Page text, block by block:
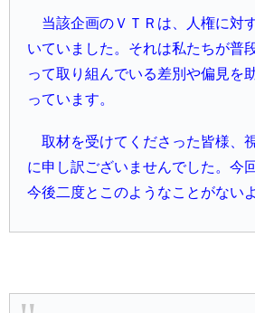
当該企画のＶＴＲは、人権に対
いていました。それは私たちが普
って取り組んでいる差別や偏見を
っています。
取材を受けてくださった皆様、
に申し訳ございませんでした。今
今後二度とこのようなことがない